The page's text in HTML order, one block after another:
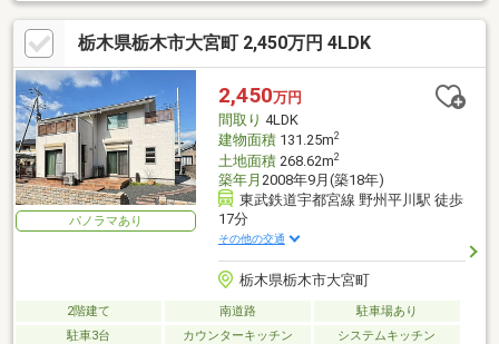
栃木県栃木市大宮町 2,450万円 4LDK
パノラマあり
2,450万円
間取り 4LDK
建物面積131.25m2
土地面積268.62m2
築年月 2008年9月(築18年)
東武鉄道宇都宮線 野州平川駅 徒歩
17分
その他の交通
栃木県栃木市大宮町
2階建て 南道路
駐車場あり
駐車3台
カウンターキッチン システムキッチン